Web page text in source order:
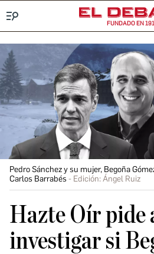
FUNDADO EN
Pedro Sánchez y su mujer, Begoña
Carlos Barrabés
Edición: Ángel Ruiz
Hazte Oír pide
investigar si